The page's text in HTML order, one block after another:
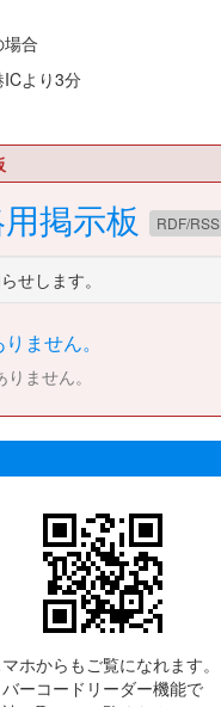
合
より3分
掲示板 RDF/RSS
せします。
ません。
ません。
ホからもご覧になれます。
バーコードリーダー機能で